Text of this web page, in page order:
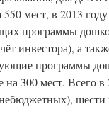
мест, в 2013
программы
инвестора), а
программы
300 мест. Всего в
шести